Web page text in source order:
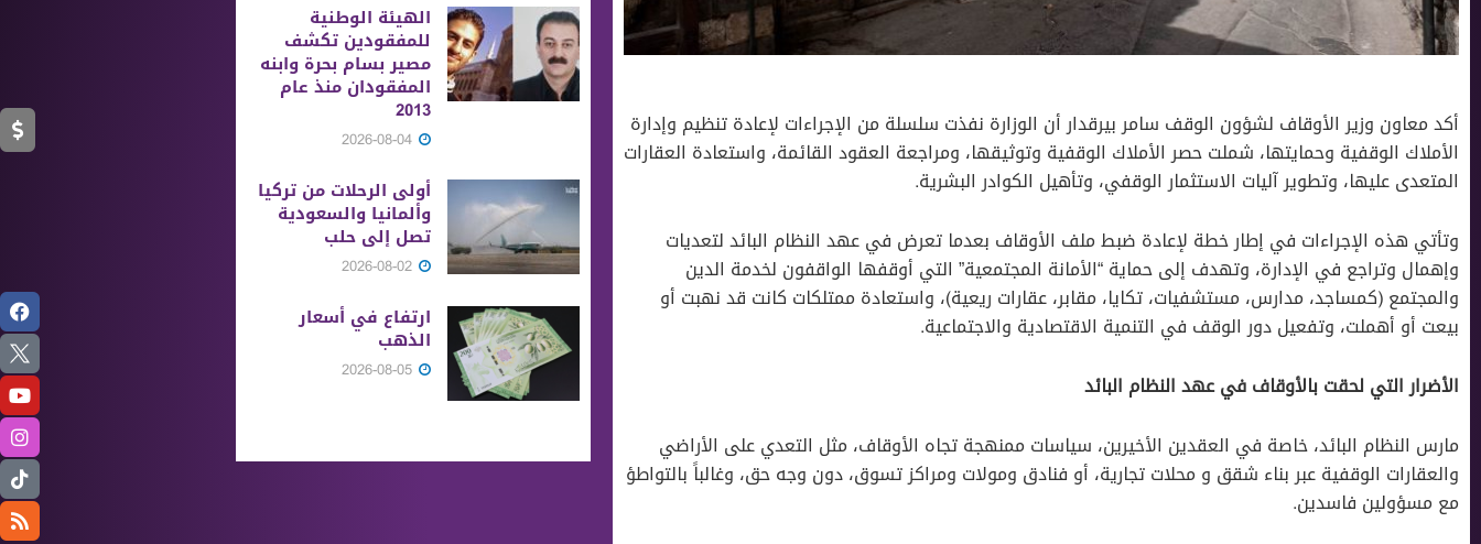
أكد معاون وزير الأوقاف لشؤون الوقف سامر بيرقدار أن الوزارة نفذت سلسلة من الإجراءات لإعادة تنظيم وإدارة
الأملاك الوقفية وحمايتها، شملت حصر الأملاك الوقفية وتوثيقها، ومراجعة العقود القائمة، واستعادة العقارات
المتعدى عليها، وتطوير آليات الاستثمار الوقفي، وتأهيل الكوادر البشرية.
وتأتي هذه الإجراءات في إطار خطة لإعادة ضبط ملف الأوقاف بعدما تعرض في عهد النظام البائد لتعديات
وإهمال وتراجع في الإدارة، وتهدف إلى حماية “الأمانة المجتمعية” التي أوقفها الواقفون لخدمة الدين
والمجتمع (كمساجد، مدارس، مستشفيات، تكايا، مقابر، عقارات ريعية)، واستعادة ممتلكات كانت قد نهبت أو
بيعت أو أهملت، وتفعيل دور الوقف في التنمية الاقتصادية والاجتماعية.
الأضرار التي لحقت بالأوقاف في عهد النظام البائد
مارس النظام البائد، خاصة في العقدين الأخيرين، سياسات ممنهجة تجاه الأوقاف، مثل التعدي على الأراضي
والعقارات الوقفية عبر بناء شقق و محلات تجارية، أو فنادق ومولات ومراكز تسوق، دون وجه حق، وغالباً بالتواطؤ
مع مسؤولين فاسدين.
الهيئة الوطنية
للمفقودين تكشف
مصير بسام بحرة وابنه
المفقودان منذ عام
2013
أولى الرحلات من ‏تركيا
وألمانيا والسعودية
تصل إلى حلب
ارتفاع في أسعار
الذهب